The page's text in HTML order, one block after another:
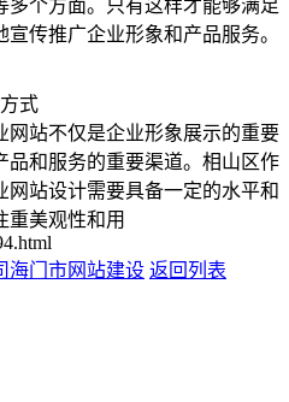
多个方面。只有这样才能够满足
传推广企业形象和产品服务。
式
网站不仅是企业形象展示的重要
品和服务的重要渠道。相山区作
站设计需要具备一定的水平和
重美观性和用
海门市网站建设 返回列表